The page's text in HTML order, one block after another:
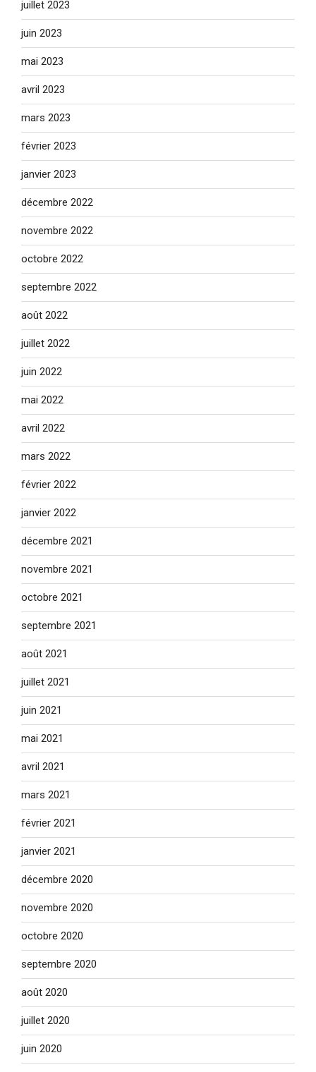
juillet 2023
juin 2023
mai 2023
avril 2023
mars 2023
février 2023
janvier 2023
décembre 2022
novembre 2022
octobre 2022
septembre 2022
août 2022
juillet 2022
juin 2022
mai 2022
avril 2022
mars 2022
février 2022
janvier 2022
décembre 2021
novembre 2021
octobre 2021
septembre 2021
août 2021
juillet 2021
juin 2021
mai 2021
avril 2021
mars 2021
février 2021
janvier 2021
décembre 2020
novembre 2020
octobre 2020
septembre 2020
août 2020
juillet 2020
juin 2020